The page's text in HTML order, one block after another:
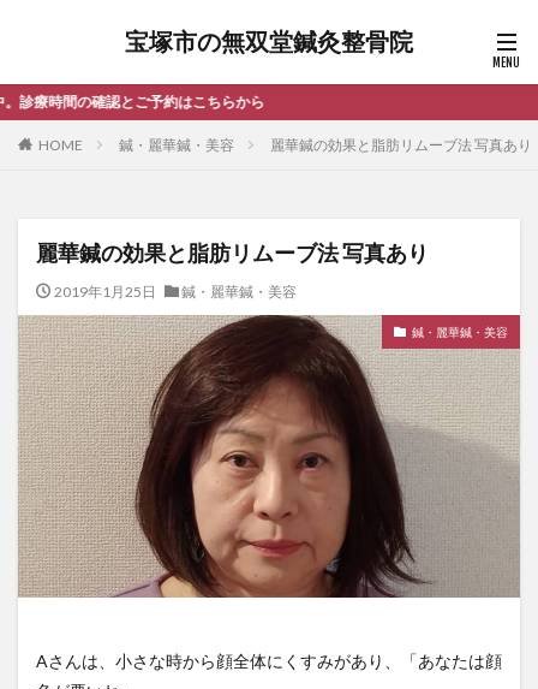
宝塚市の無双堂鍼灸整骨院
HOME 鍼・麗華鍼・美容 麗華鍼の効果と脂肪リムーブ法 写真あり
麗華鍼の効果と脂肪リムーブ法 写真あり
2019年1月25日 鍼・麗華鍼・美容
鍼・麗華鍼・美容
Aさんは、小さな時から顔全体にくすみがあり、「あなたは顔